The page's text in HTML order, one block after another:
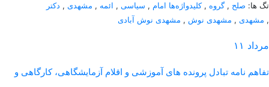
تگ ها: صلح ,گروه ,کلیدواژه‌ها امام , سیاسی , ائمه , مشهدی , دکتر
مشهدی , مشهدی نوش , مشهدی نوش آبادی ,
۱۱ مرداد
تفاهم نامه تبادل پرونده‌ های آموزشی و اقلام آزمایشگاهی، کارگاهی و